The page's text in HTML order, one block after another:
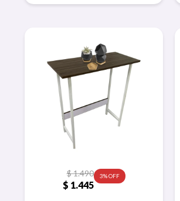
$ 1.445
$1.490 3